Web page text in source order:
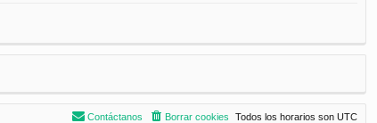
Todos los horarios son UTC
Borrar cookies
Contáctanos